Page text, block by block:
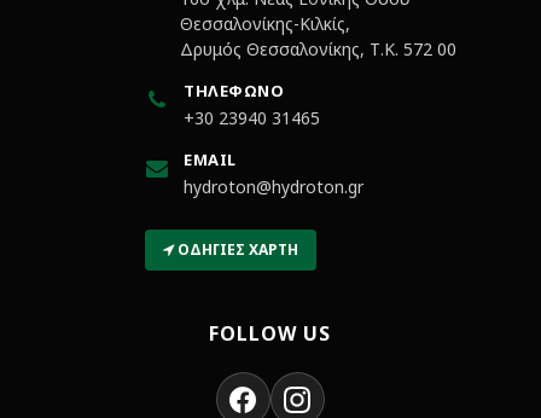
Θεσσαλονίκης-Κιλκίς,
Δρυμός Θεσσαλονίκης, Τ.Κ. 572 00
ΤΗΛΈΦΩΝΟ
+30 23940 31465
EMAIL
hydroton@hydroton.gr
ΟΔΗΓΊΕΣ ΧΆΡΤΗ
FOLLOW US